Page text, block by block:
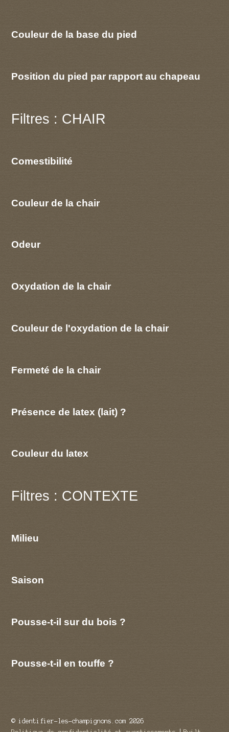
Couleur de la base du pied
Position du pied par rapport au chapeau
Filtres : CHAIR
Comestibilité
Couleur de la chair
Odeur
Oxydation de la chair
Couleur de l'oxydation de la chair
Fermeté de la chair
Présence de latex (lait) ?
Couleur du latex
Filtres : CONTEXTE
Milieu
Saison
Pousse-t-il sur du bois ?
Pousse-t-il en touffe ?
© identifier-les-champignons.com 2026